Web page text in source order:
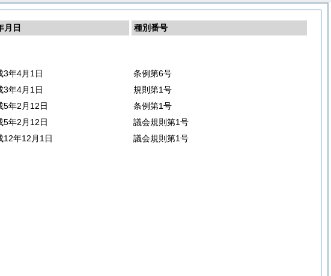
月日
種別番号
年4月1日
条例第6号
年4月1日
規則第1号
年2月12日
条例第1号
年2月12日
議会規則第1号
年12月1日 議会規則第1号